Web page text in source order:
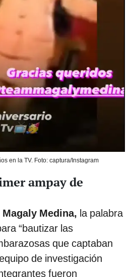
en la TV. Foto: captura/Instagram
ampay de
Magaly Medina, la palabra
“bautizar las
que captaban
de investigación
fueron